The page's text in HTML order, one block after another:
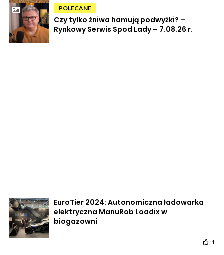
POLECANE
Czy tylko żniwa hamują podwyżki? –
Rynkowy Serwis Spod Lady – 7.08.26 r.
EuroTier 2024: Autonomiczna ładowarka
elektryczna ManuRob Loadix w
biogazowni
1